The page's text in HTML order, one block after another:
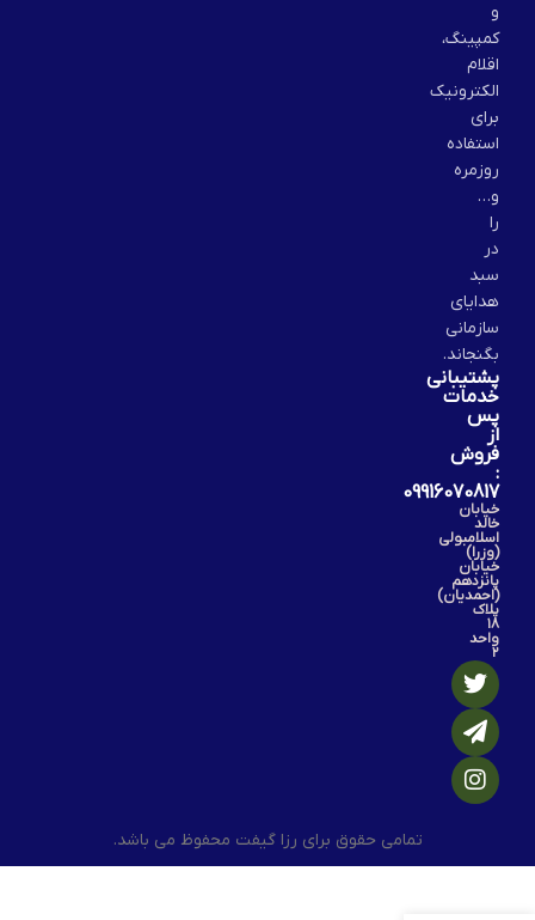
و
کمپینگ،
اقلام
الکترونیک
برای
استفاده
روزمره
و…
را
در
سبد
هدایای
سازمانی
بگنجاند.
پشتیبانی
خدمات
پس
از
فروش
:
09916070817
خیابان
خالد
اسلامبولی
(وزرا)
خیابان
پانزدهم
(احمدیان)
پلاک
۱۸
واحد
۲
تمامی حقوق برای رزا گیفت محفوظ می باشد.